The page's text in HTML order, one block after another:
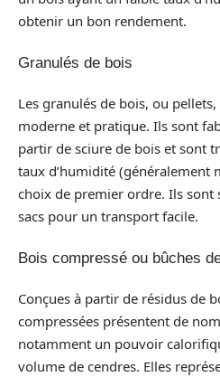
obtenir un bon rendement.
Granulés de bois
Les granulés de bois, ou
moderne et pratique. Ils sont
partir de sciure de bois et sont
taux d’humidité (généralement
choix de premier ordre. Ils sont
sacs pour un transport facile.
Bois compressé ou bûches
Conçues à partir de résidus de
compressées présentent de
notamment un pouvoir
volume de cendres. Elles